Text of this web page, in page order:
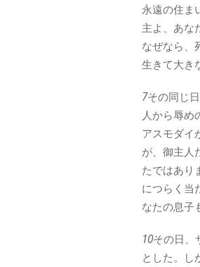
永遠の住ま
主よ、あな
なぜなら、
生きて大き
7その同じ
人から辱め
アスモダイ
が、御主人
たではあり
につらく当
なたの息子
10その日、
とした。し